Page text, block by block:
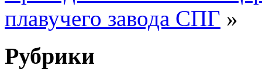
плавучего завода СПГ »
Рубрики